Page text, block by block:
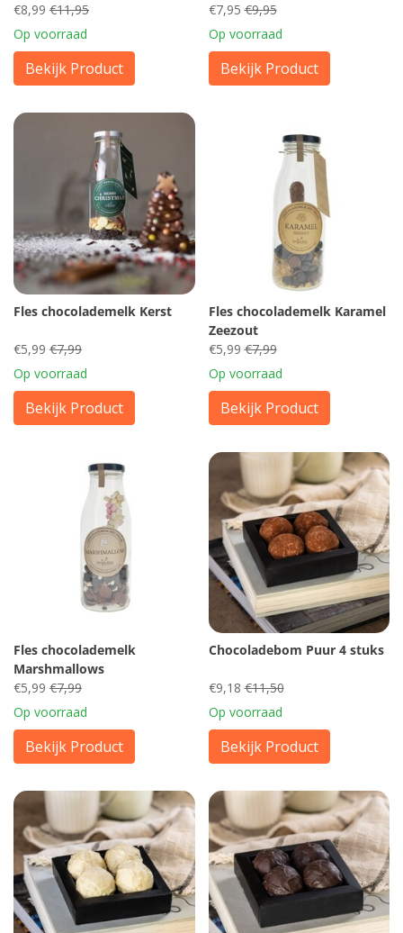
€8,99 €11,95
Op voorraad
Bekijk Product
€7,95 €9,95
Op voorraad
Bekijk Product
Fles chocolademelk Kerst
€5,99 €7,99
Op voorraad
Bekijk Product
Fles chocolademelk Karamel
Zeezout
€5,99 €7,99
Op voorraad
Bekijk Product
Fles chocolademelk
Marshmallows
€5,99 €7,99
Op voorraad
Bekijk Product
Chocoladebom Puur 4 stuks
€9,18 €11,50
Op voorraad
Bekijk Product